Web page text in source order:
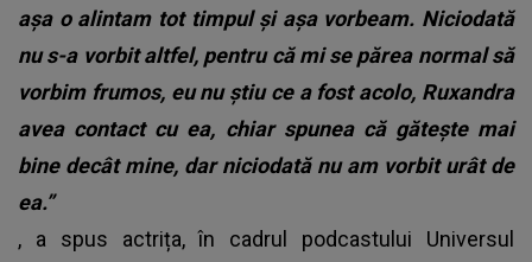
așa o alintam tot timpul și așa vorbeam. Niciodată
nu s-a vorbit altfel, pentru că mi se părea normal să
vorbim frumos, eu nu știu ce a fost acolo, Ruxandra
avea contact cu ea, chiar spunea că gătește mai
bine decât mine, dar niciodată nu am vorbit urât de
ea.”
, a spus actrița, în cadrul podcastului Universul